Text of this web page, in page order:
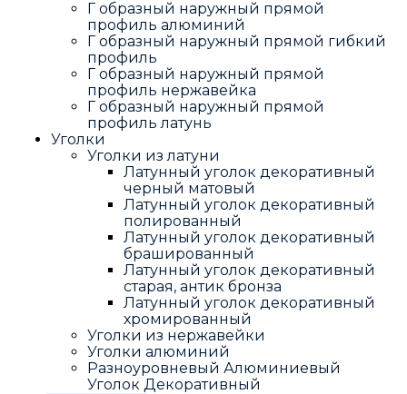
Г образный наружный прямой
профиль алюминий
Г образный наружный прямой гибкий
профиль
Г образный наружный прямой
профиль нержавейка
Г образный наружный прямой
профиль латунь
Уголки
Уголки из латуни
Латунный уголок декоративный
черный матовый
Латунный уголок декоративный
полированный
Латунный уголок декоративный
брашированный
Латунный уголок декоративный
старая, антик бронза
Латунный уголок декоративный
хромированный
Уголки из нержавейки
Уголки алюминий
Разноуровневый Алюминиевый
Уголок Декоративный